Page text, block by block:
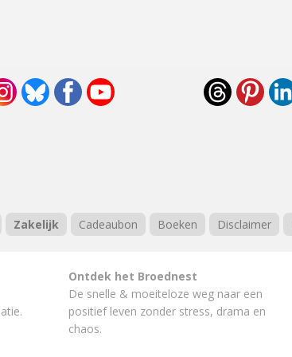
Zakelijk Cadeaubon Boeken Disclaimer
Ontdek het Broednest
De snelle & moeiteloze weg naar een
positief leven zonder stress, drama en
chaos.